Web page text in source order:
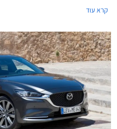
העממיים לבין יצרני הפרימיום.
קרא עוד